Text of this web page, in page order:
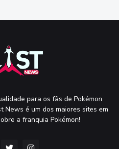
para os fãs de Pokémon
News é um dos maiores sites em
a franquia Pokémon!